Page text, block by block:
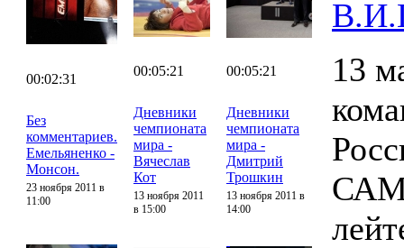
00:02:31
Без
комментариев.
Емельяненко -
Монсон.
23 ноября 2011 в
11:00
00:05:21
Дневники
чемпионата
мира -
Вячеслав
Кот
13 ноября 2011
в 15:00
00:05:21
Дневники
чемпионата
мира -
Дмитрий
Трошкин
13 ноября 2011 в
14:00
13